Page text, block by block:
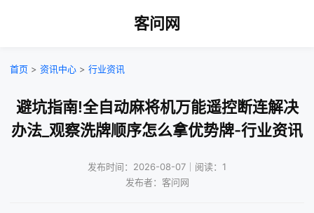
客问网
首页 > 资讯中心 > 行业资讯
避坑指南!全自动麻将机万能遥控断连解决
办法_观察洗牌顺序怎么拿优势牌-行业资讯
发布时间：2026-08-07｜阅读：1
发布者：客问网